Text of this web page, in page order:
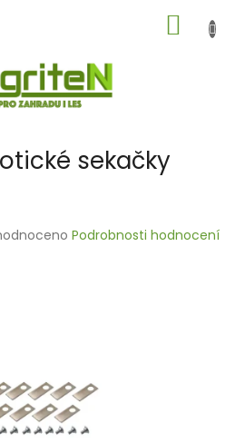
KOŠÍK
sekačky
Podrobnosti hodnocení